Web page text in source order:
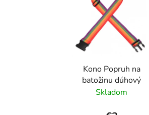
Kono Popruh na
batožinu dúhový
Skladom